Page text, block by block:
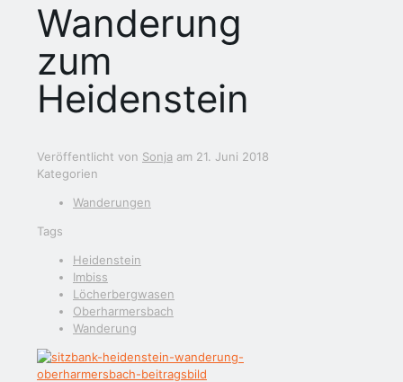
Wanderung
zum
Heidenstein
Veröffentlicht von Sonja am 21. Juni 2018
Kategorien
Wanderungen
Tags
Heidenstein
Imbiss
Löcherbergwasen
Oberharmersbach
Wanderung